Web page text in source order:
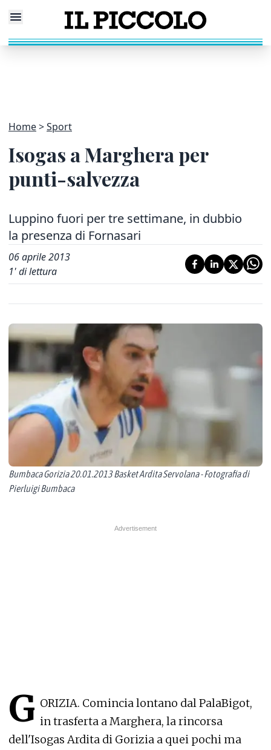
Home Sport
Isogas a Marghera per
punti-salvezza
Luppino fuori per tre settimane, in dubbio
la presenza di Fornasari
06 aprile 2013
1' di lettura
Bumbaca Gorizia 20.01.2013 Basket Ardita Servolana - Fotografia di
Pierluigi Bumbaca
G ORIZIA. Comincia lontano dal PalaBigot,
in trasferta a Marghera, la rincorsa
dell'Isogas Ardita di Gorizia a quei pochi ma